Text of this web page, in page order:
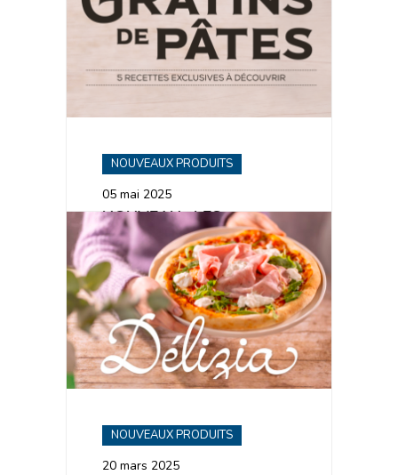
NOUVEAUX PRODUITS
05 mai 2025
NOUVEAU : LES
GRATINS DE PÂTES
NOUVEAUX PRODUITS
20 mars 2025